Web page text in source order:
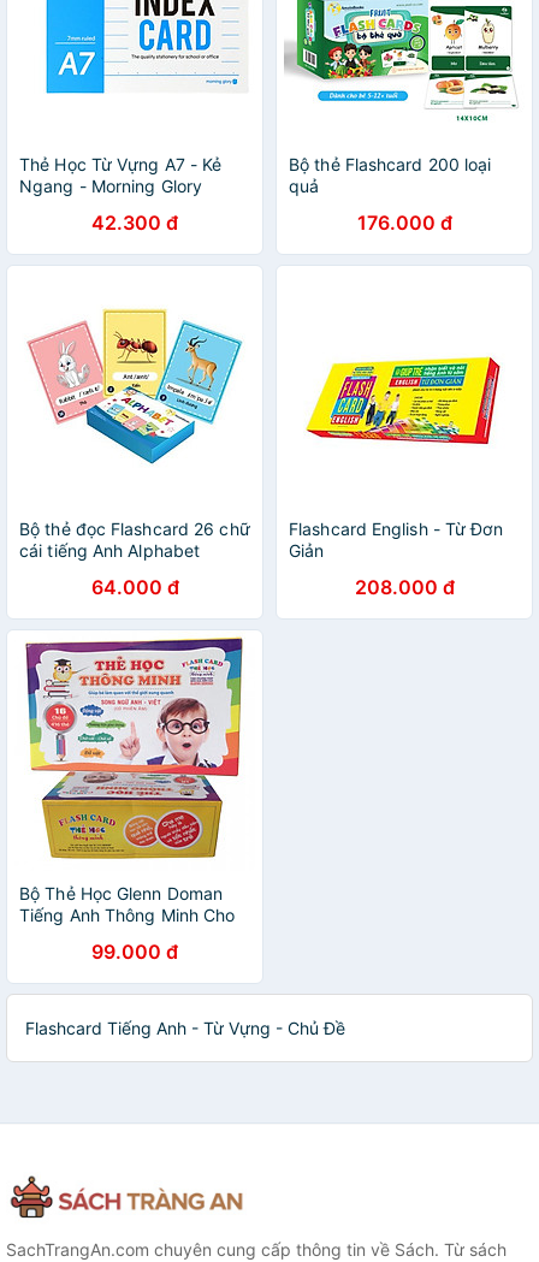
Thẻ Học Từ Vựng A7 - Kẻ
Ngang - Morning Glory
42.300 đ
Bộ thẻ Flashcard 200 loại
quả
176.000 đ
Bộ thẻ đọc Flashcard 26 chữ
cái tiếng Anh Alphabet
64.000 đ
Flashcard English - Từ Đơn
Giản
208.000 đ
Bộ Thẻ Học Glenn Doman
Tiếng Anh Thông Minh Cho
ngữ (Loại Mới Nhất)
99.000 đ
Flashcard Tiếng Anh - Từ Vựng - Chủ Đề
SachTrangAn.com chuyên cung cấp thông tin về Sách. Từ sách